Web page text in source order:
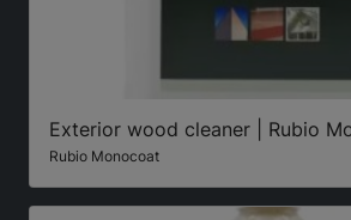
Exterior wood cleaner | Rubio
Rubio Monocoat